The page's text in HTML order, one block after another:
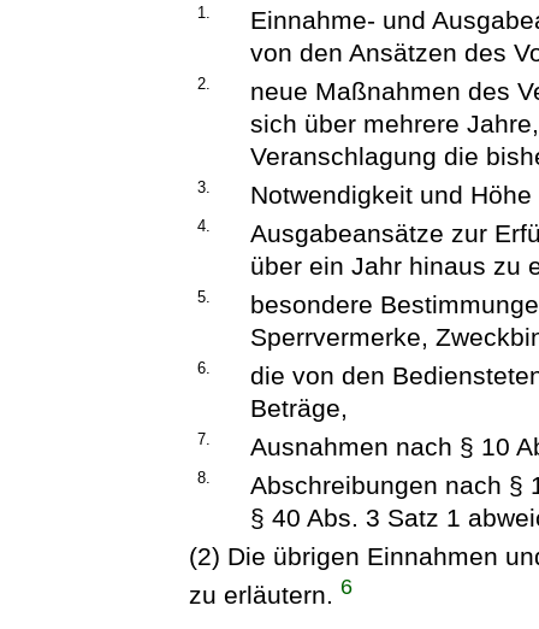
1.
Einnahme- und
von den Ansätzen des
2.
neue Maßnahmen des
sich über mehrere
Veranschlagung die
3. Notwendigkeit und
4.
Ausgabeansätze zur
über ein Jahr hinaus zu
5.
besondere
Sperrvermerke,
6.
die von den
Beträge,
7. Ausnahmen nach § 10
8.
Abschreibungen nach §
§ 40 Abs. 3 Satz 1
(2) Die übrigen Einnahmen
zu erläutern. 6